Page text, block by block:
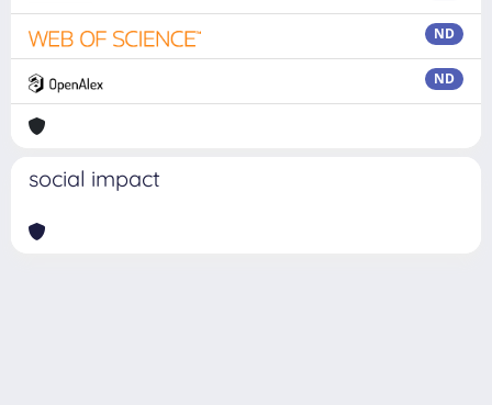
ND
ND
social impact